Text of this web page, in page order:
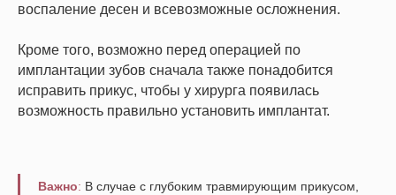
воспаление десен и всевозможные осложнения.
Кроме того, возможно перед операцией по
имплантации зубов сначала также понадобится
исправить прикус, чтобы у хирурга появилась
возможность правильно установить имплантат.
Важно: В случае с глубоким травмирующим прикусом,